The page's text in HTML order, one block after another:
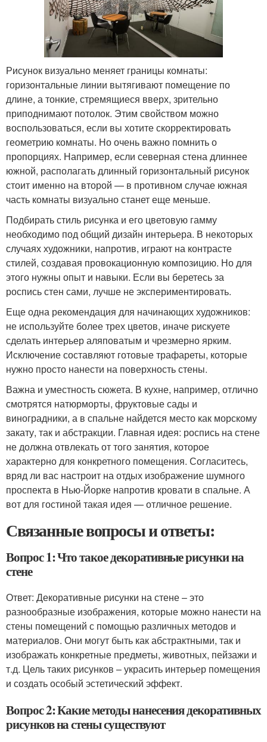
Рисунок визуально меняет границы комнаты:
горизонтальные линии вытягивают помещение по
длине, а тонкие, стремящиеся вверх, зрительно
приподнимают потолок. Этим свойством можно
воспользоваться, если вы хотите скорректировать
геометрию комнаты. Но очень важно помнить о
пропорциях. Например, если северная стена длиннее
южной, располагать длинный горизонтальный рисунок
стоит именно на второй — в противном случае южная
часть комнаты визуально станет еще меньше.
Подбирать стиль рисунка и его цветовую гамму
необходимо под общий дизайн интерьера. В некоторых
случаях художники, напротив, играют на контрасте
стилей, создавая провокационную композицию. Но для
этого нужны опыт и навыки. Если вы беретесь за
роспись стен сами, лучше не экспериментировать.
Еще одна рекомендация для начинающих художников:
не используйте более трех цветов, иначе рискуете
сделать интерьер аляповатым и чрезмерно ярким.
Исключение составляют готовые трафареты, которые
нужно просто нанести на поверхность стены.
Важна и уместность сюжета. В кухне, например, отлично
смотрятся натюрморты, фруктовые сады и
виноградники, а в спальне найдется место как морскому
закату, так и абстракции. Главная идея: роспись на стене
не должна отвлекать от того занятия, которое
характерно для конкретного помещения. Согласитесь,
вряд ли вас настроит на отдых изображение шумного
проспекта в Нью-Йорке напротив кровати в спальне. А
вот для гостиной такая идея — отличное решение.
Связанные вопросы и ответы:
Вопрос 1: Что такое декоративные рисунки на
стене
Ответ: Декоративные рисунки на стене – это
разнообразные изображения, которые можно нанести на
стены помещений с помощью различных методов и
материалов. Они могут быть как абстрактными, так и
изображать конкретные предметы, животных, пейзажи и
т.д. Цель таких рисунков – украсить интерьер помещения
и создать особый эстетический эффект.
Вопрос 2: Какие методы нанесения декоративных
рисунков на стены существуют